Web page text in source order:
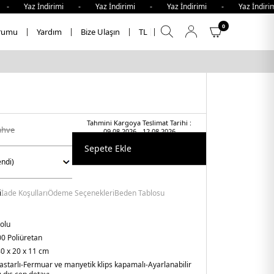
İndirimi - Yaz İndirimi - Yaz İndirimi - Yaz
Yardım Bize Ulaşın TL
0
Tahmini Kargoya Teslimat Tarihi :
09.08.2026 - 12.08.2026
Sepete Ekle
İade KoşullarıÖdeme SeçenekleriBeden Tablosu
Poliüretan
x 20 x 11 cm
-Fermuar ve manyetik klips kapamalı-Ayarlanabilir